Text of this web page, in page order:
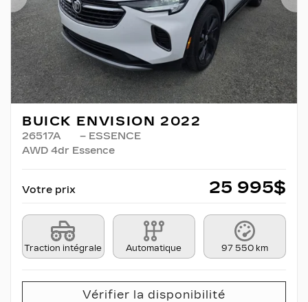
Précédent
BUICK ENVISION 2022
26517A
– ESSENCE
AWD 4dr Essence
Votre prix 25 995$
Traction intégrale Automatique 97 550 km
Vérifier la disponibilité